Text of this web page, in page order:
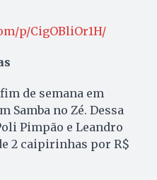
p/CigOBliOr1H/
de semana em
Samba no Zé. Dessa
Pimpão e Leandro
2 caipirinhas por R$